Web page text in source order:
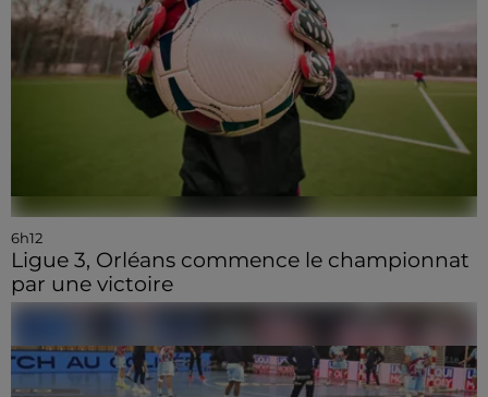
6h12
Ligue 3, Orléans commence le championnat
par une victoire